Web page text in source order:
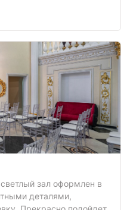
зал оформлен в
деталями,